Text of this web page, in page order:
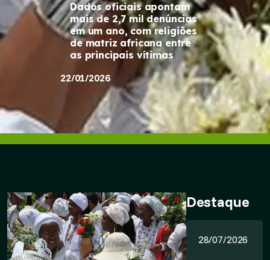
Dados oficiais apontam
mais de 2,7 mil denúncias
em um ano, com religiões
de matriz africana entre
as principais vítimas
22/01/2026
Destaque
28/07/2026